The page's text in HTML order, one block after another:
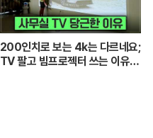
200인치로 보는 4k는 다르네요;
TV 팔고 빔프로젝터 쓰는 이유